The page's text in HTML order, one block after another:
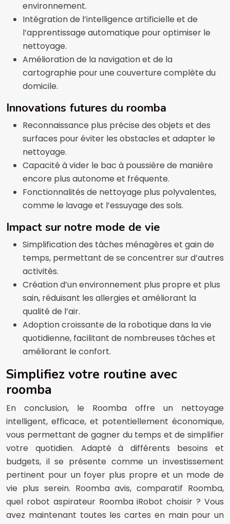
environnement.
Intégration de l’intelligence artificielle et de
l’apprentissage automatique pour optimiser le
nettoyage.
Amélioration de la navigation et de la
cartographie pour une couverture complète du
domicile.
Innovations futures du roomba
Reconnaissance plus précise des objets et des
surfaces pour éviter les obstacles et adapter le
nettoyage.
Capacité à vider le bac à poussière de manière
encore plus autonome et fréquente.
Fonctionnalités de nettoyage plus polyvalentes,
comme le lavage et l’essuyage des sols.
Impact sur notre mode de vie
Simplification des tâches ménagères et gain de
temps, permettant de se concentrer sur d’autres
activités.
Création d’un environnement plus propre et plus
sain, réduisant les allergies et améliorant la
qualité de l’air.
Adoption croissante de la robotique dans la vie
quotidienne, facilitant de nombreuses tâches et
améliorant le confort.
Simplifiez votre routine avec
roomba
En conclusion, le Roomba offre un nettoyage
intelligent, efficace, et potentiellement économique,
vous permettant de gagner du temps et de simplifier
votre quotidien. Adapté à différents besoins et
budgets, il se présente comme un investissement
pertinent pour un foyer plus propre et un mode de
vie plus serein. Roomba avis, comparatif Roomba,
quel robot aspirateur Roomba iRobot choisir ? Vous
avez maintenant toutes les cartes en main pour un